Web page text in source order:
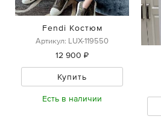
Fendi Костюм
Артикул: LUX-119550
12 900 ₽
Купить
Есть в наличии